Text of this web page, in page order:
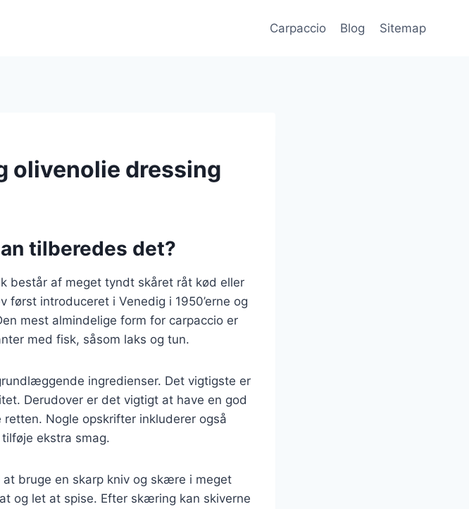
Carpaccio Blog Sitemap
olivenolie dressing
tilberedes det?
består af meget tyndt skåret råt kød eller
introduceret i Venedig i 1950’erne og
mest almindelige form for carpaccio er
med fisk, såsom laks og tun.
ingredienser. Det vigtigste er
Derudover er det vigtigt at have en god
Nogle opskrifter inkluderer også
ekstra smag.
bruge en skarp kniv og skære i meget
og let at spise. Efter skæring kan skiverne